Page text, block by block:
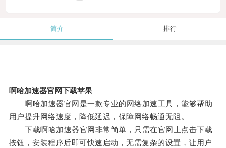
简介 排行
啊哈加速器官网下载苹果
啊哈加速器官网是一款专业的网络加速工具，能够帮助
用户提升网络速度，降低延迟，保障网络畅通无阻。
下载啊哈加速器官网非常简单，只需在官网上点击下载
按钮，安装程序后即可快速启动，无需复杂的设置，让用户